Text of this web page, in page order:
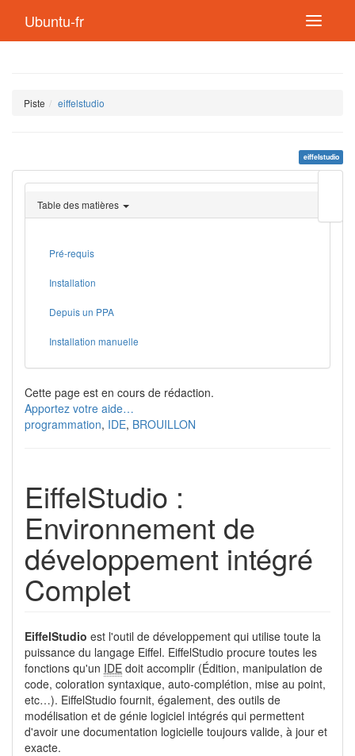
Ubuntu-fr
Piste eiffelstudio
eiffelstudio
page
Table des matières
Pré-requis
Installation
Depuis un PPA
Installation manuelle
Cette page est en cours de rédaction.
Apportez votre aide…
programmation, IDE, BROUILLON
EiffelStudio :
Environnement de
développement intégré
Complet
EiffelStudio est l'outil de développement qui utilise toute la
puissance du langage Eiffel. EiffelStudio procure toutes les
fonctions qu'un IDE doit accomplir (Édition, manipulation de
code, coloration syntaxique, auto-complétion, mise au point,
etc…). EiffelStudio fournit, également, des outils de
modélisation et de génie logiciel intégrés qui permettent
d'avoir une documentation logicielle toujours valide, à jour et
exacte.